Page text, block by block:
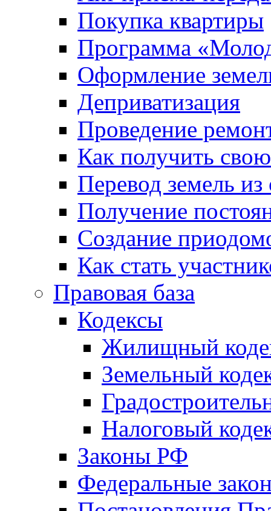
Покупка квартиры
Программа
Оформление
Деприватизация
Проведение
Как получить
Перевод земель
Получение
Создание
Как стать
Правовая база
Кодексы
Жилищный
Земельный
Налоговый
Законы РФ
Федеральные